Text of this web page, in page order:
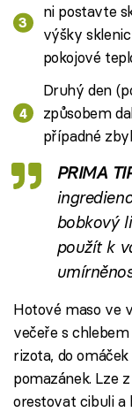
ni postavte
výšky
pokojové
Druhý den
způsobem
případné
PRIMA
bobkový
použít k
Hotové maso ve
večeře s
rizota, do
pomazánek. Lze
orestovat cibuli a